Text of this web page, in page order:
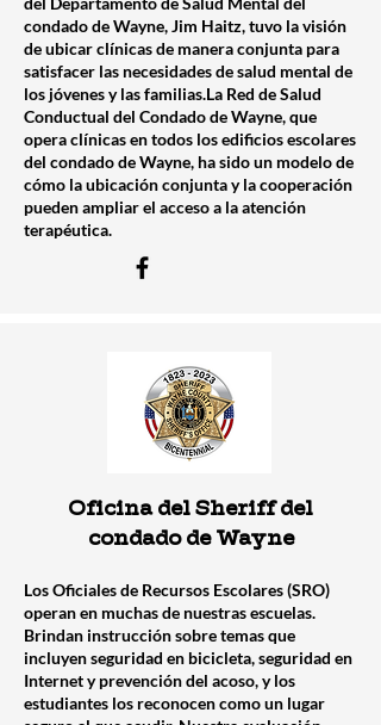
condado de Wayne, Jim Haitz, tuvo la visión
de ubicar clínicas de manera conjunta para
satisfacer las necesidades de salud mental de
los jóvenes y las familias.La Red de Salud
Conductual del Condado de Wayne, que
opera clínicas en todos los edificios escolares
del condado de Wayne, ha sido un modelo de
cómo la ubicación conjunta y la cooperación
pueden ampliar el acceso a la atención
terapéutica.
Oficina del Sheriff del
condado de Wayne
Los Oficiales de Recursos Escolares (SRO)
operan en muchas de nuestras escuelas.
Brindan instrucción sobre temas que
incluyen seguridad en bicicleta, seguridad en
Internet y prevención del acoso, y los
estudiantes los reconocen como un lugar